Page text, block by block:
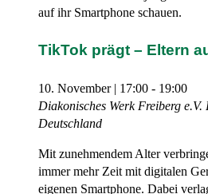
TikTok prägt – Eltern
10. November | 17:00 - 19:00
Diakonisches Werk Freiberg e.V.
Deutschland
Mit zunehmendem Alter
immer mehr Zeit mit digitalen
eigenen Smartphone. Dabei